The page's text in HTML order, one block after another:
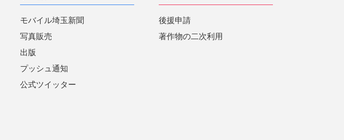
モバイル埼玉新聞
写真販売
出版
プッシュ通知
公式ツイッター
後援申請
著作物の二次利用